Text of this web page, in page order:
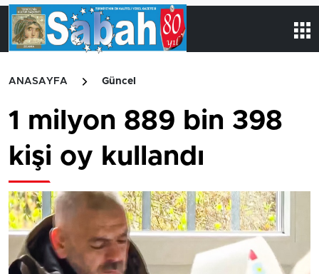
ANASAYFA Güncel
1 milyon 889 bin 398
kişi oy kullandı